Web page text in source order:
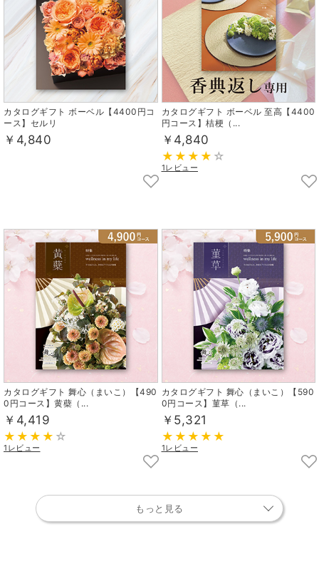
カタログギフト ボーベル【4400円コ
ース】セルリ
￥4,840
カタログギフト ボーベル 至高【4400
円コース】桔梗（...
￥4,840
1レビュー
カタログギフト 舞心（まいこ）【490
0円コース】黄蘗（...
￥4,419
1レビュー
カタログギフト 舞心（まいこ）【590
0円コース】菫草（...
￥5,321
1レビュー
もっと見る